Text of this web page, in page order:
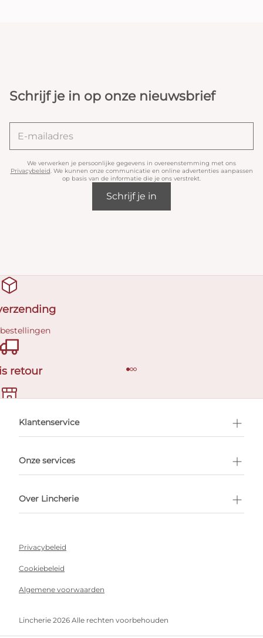
Schrijf je in op onze nieuwsbrief
We verwerken je persoonlijke gegevens in overeenstemming met ons
Privacybeleid. We kunnen onze communicatie en online advertenties aanpassen
op basis van de informatie die je ons verstrekt.
Schrijf je in
retour
afspraak
Klantenservice
Onze services
Over Lincherie
Privacybeleid
Cookiebeleid
Algemene voorwaarden
Lincherie 2026 Alle rechten voorbehouden